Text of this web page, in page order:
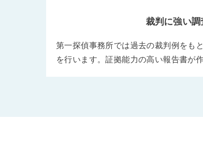
裁判に強い
第一探偵事務所では過去の裁判例をも
を行います。証拠能力の高い報告書が